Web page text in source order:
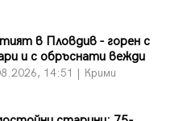
в Пловдив - горен с
и с обръснати вежди
14:51 | Крими